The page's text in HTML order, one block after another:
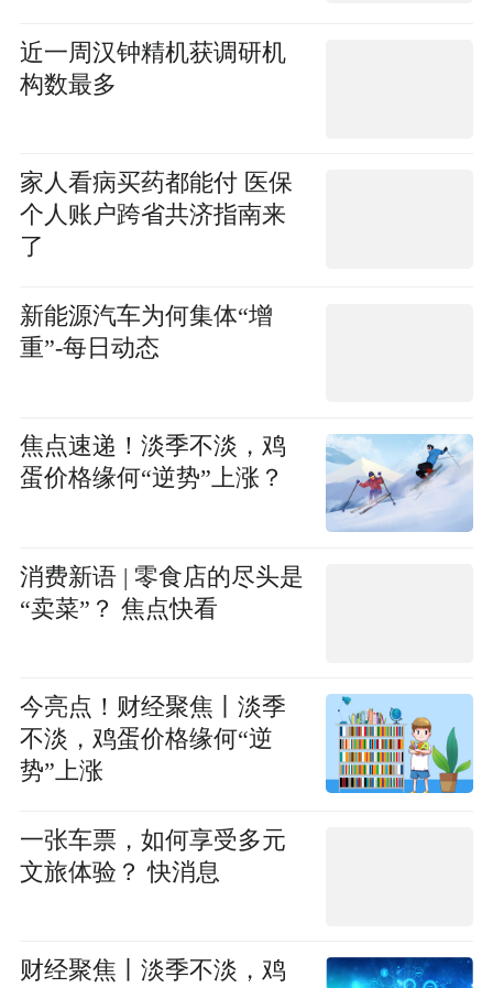
近一周汉钟精机获调研机
构数最多
家人看病买药都能付 医保
个人账户跨省共济指南来
了
新能源汽车为何集体“增
重”-每日动态
焦点速递！淡季不淡，鸡
蛋价格缘何“逆势”上涨？
消费新语 | 零食店的尽头是
“卖菜”？ 焦点快看
今亮点！财经聚焦丨淡季
不淡，鸡蛋价格缘何“逆
势”上涨
一张车票，如何享受多元
文旅体验？ 快消息
财经聚焦丨淡季不淡，鸡